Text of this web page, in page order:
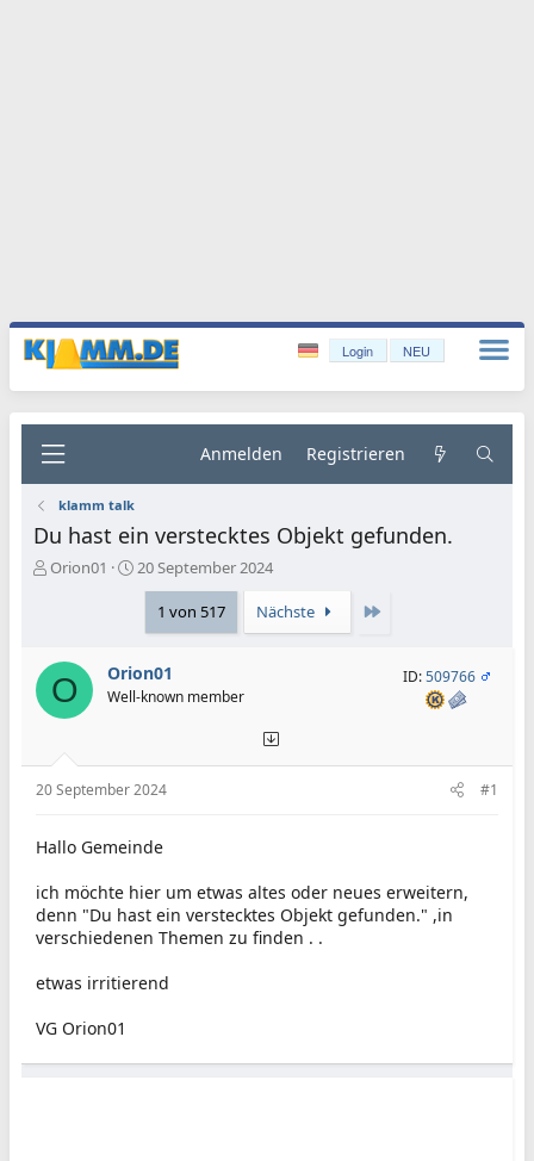
Login NEU
Anmelden Registrieren
klamm talk
Du hast ein verstecktes Objekt gefunden.
E
l
e
Orion01
E
l
l
20 September 2024
1 von 517 Nächste
O Orion01
Well-known member
ID:509766
20 September 2024 #1
Hallo Gemeinde
ich möchte hier um etwas altes oder neues erweitern,
denn "Du hast ein verstecktes Objekt gefunden." ,in
verschiedenen Themen zu finden . .
etwas irritierend
VG Orion01